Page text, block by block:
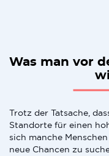
Was man vor
Trotz der Tatsache,
Standorte für einen
sich manche
neue Chancen zu